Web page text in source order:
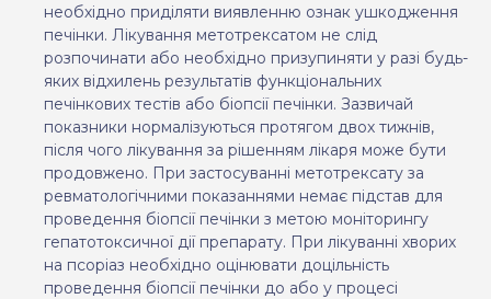
необхідно приділяти виявленню ознак ушкодження
печінки. Лікування метотрексатом не слід
розпочинати або необхідно призупиняти у разі будь-
яких відхилень результатів функціональних
печінкових тестів або біопсії печінки. Зазвичай
показники нормалізуються протягом двох тижнів,
після чого лікування за рішенням лікаря може бути
продовжено. При застосуванні метотрексату за
ревматологічними показаннями немає підстав для
проведення біопсії печінки з метою моніторингу
гепатотоксичної дії препарату. При лікуванні хворих
на псоріаз необхідно оцінювати доцільність
проведення біопсії печінки до або у процесі